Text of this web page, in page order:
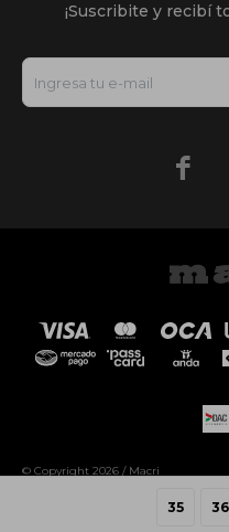
35 36
¡Suscribite y recibí

© Copyright 2026 / Macri